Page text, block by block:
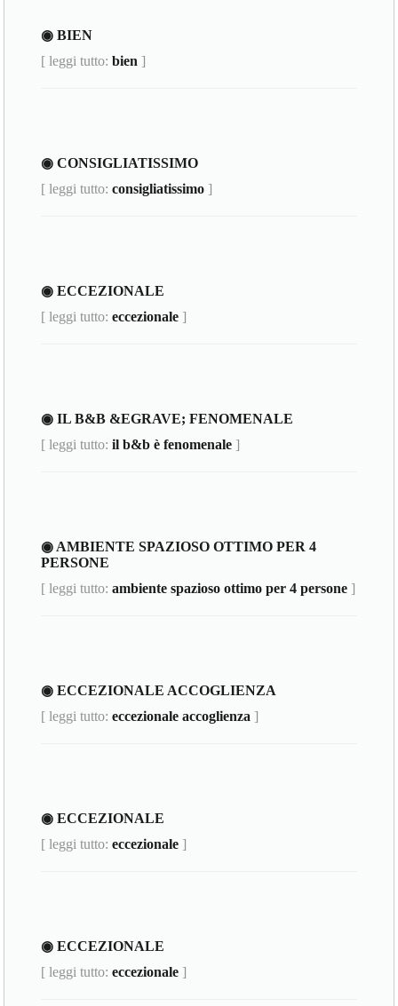
◉ BIEN
[ leggi tutto:bien ]
◉ CONSIGLIATISSIMO
[ leggi tutto:consigliatissimo ]
◉ ECCEZIONALE
[ leggi tutto:eccezionale ]
◉ IL B&B &EGRAVE; FENOMENALE
[ leggi tutto:il b&b è fenomenale ]
◉ AMBIENTE SPAZIOSO OTTIMO PER 4
PERSONE
[ leggi tutto:ambiente spazioso ottimo per 4 persone ]
◉ ECCEZIONALE ACCOGLIENZA
[ leggi tutto:eccezionale accoglienza ]
◉ ECCEZIONALE
[ leggi tutto:eccezionale ]
◉ ECCEZIONALE
[ leggi tutto:eccezionale ]